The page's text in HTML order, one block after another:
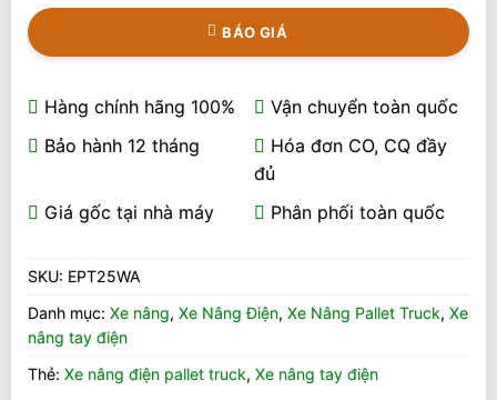
BÁO GIÁ
Hàng chính hãng 100%
Vận chuyển toàn quốc
Bảo hành 12 tháng
Hóa đơn CO, CQ đầy
đủ
Giá gốc tại nhà máy
Phân phối toàn quốc
SKU: EPT25WA
Danh mục: Xe nâng, Xe Nâng Điện, Xe Nâng Pallet Truck, Xe
nâng tay điện
Thẻ: Xe nâng điện pallet truck, Xe nâng tay điện